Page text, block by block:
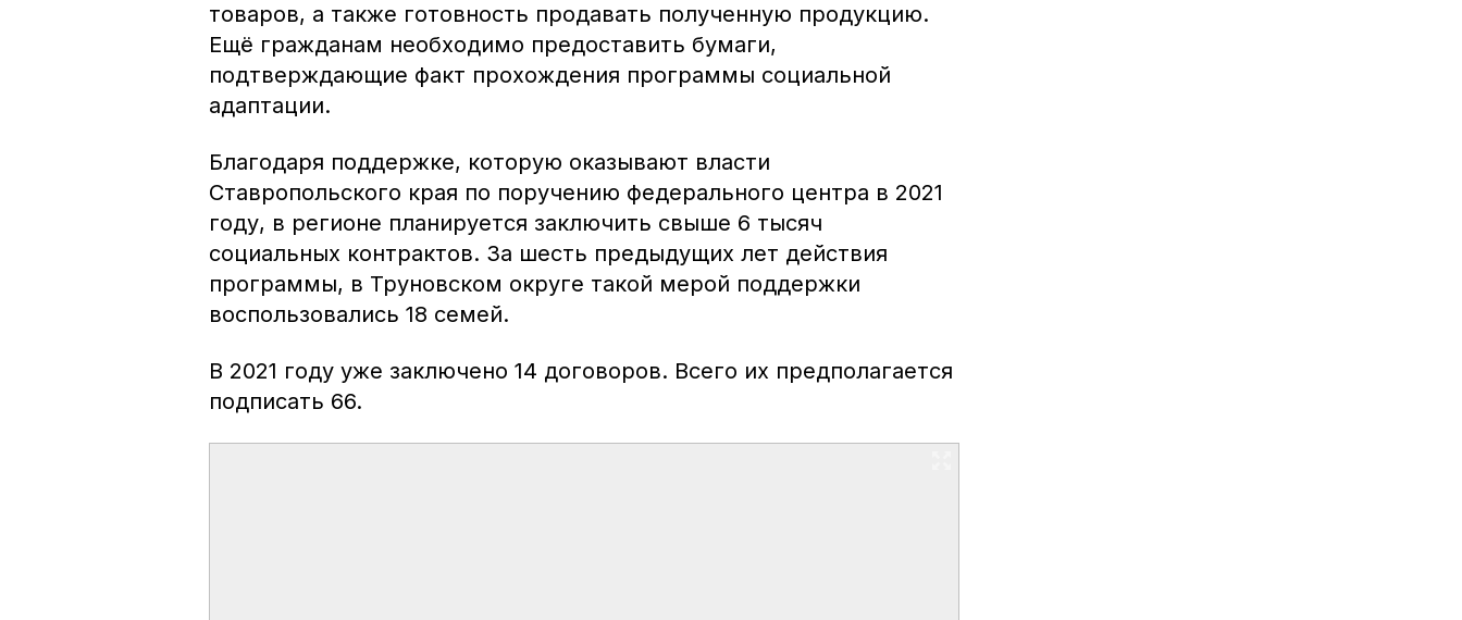
товаров, а также готовность продавать полученную продукцию.
Ещё гражданам необходимо предоставить бумаги,
подтверждающие факт прохождения программы социальной
адаптации.
Благодаря поддержке, которую оказывают власти
Ставропольского края по поручению федерального центра в 2021
году, в регионе планируется заключить свыше 6 тысяч
социальных контрактов. За шесть предыдущих лет действия
программы, в Труновском округе такой мерой поддержки
воспользовались 18 семей.
В 2021 году уже заключено 14 договоров. Всего их предполагается
подписать 66.